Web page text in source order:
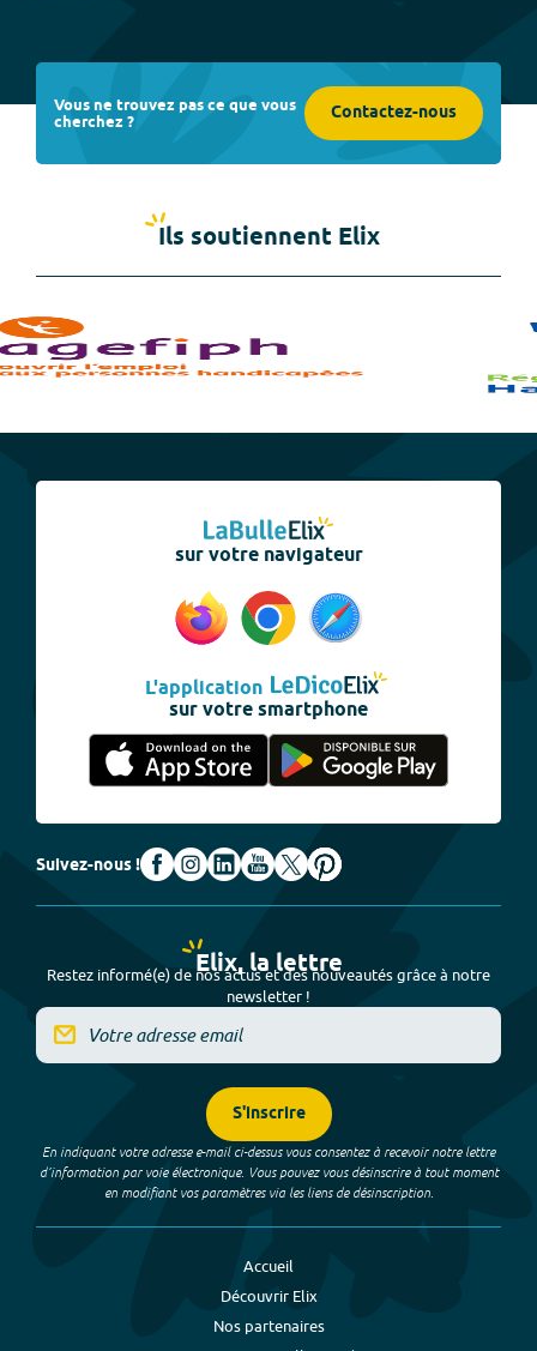
Vous ne trouvez pas ce que vous
cherchez ? Contactez-nous
Ils soutiennent Elix
sur votre navigateur
L'application
sur votre smartphone
Suivez-nous !
Elix, la lettre
Restez informé(e) de nos actus et des nouveautés grâce à notre
newsletter !
S'inscrire
En indiquant votre adresse e-mail ci-dessus vous consentez à recevoir notre lettre
d’information par voie électronique. Vous pouvez vous désinscrire à tout moment
en modifiant vos paramètres via les liens de désinscription.
Accueil
Découvrir Elix
Nos partenaires